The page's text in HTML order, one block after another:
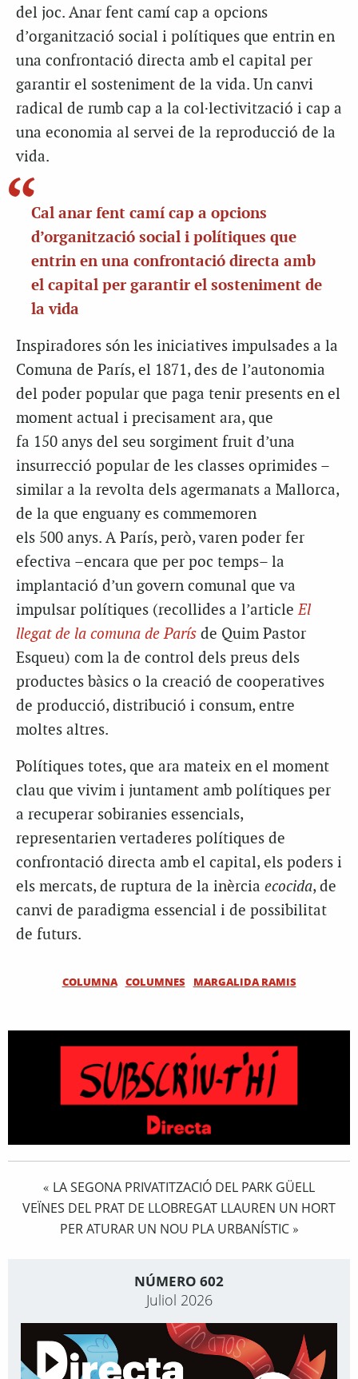
del joc. Anar fent camí cap a opcions
d’organització social i polítiques que entrin en
una confrontació directa amb el capital per
garantir el sosteniment de la vida. Un canvi
radical de rumb cap a la col·lectivització i cap a
una economia al servei de la reproducció de la
vida.
Cal anar fent camí cap a opcions
d’organització social i polítiques que
entrin en una confrontació directa amb
el capital per garantir el sosteniment de
la vida
Inspiradores són les iniciatives impulsades a la
Comuna de París, el 1871, des de l’autonomia
del poder popular que paga tenir presents en el
moment actual i precisament ara, que
fa 150 anys del seu sorgiment fruit d’una
insurrecció popular de les classes oprimides –
similar a la revolta dels agermanats a Mallorca,
de la que enguany es commemoren
els 500 anys. A París, però, varen poder fer
efectiva –encara que per poc temps– la
implantació d’un govern comunal que va
impulsar polítiques (recollides a l’articleEl
llegat de la comuna de París de Quim Pastor
Esqueu) com la de control dels preus dels
productes bàsics o la creació de cooperatives
de producció, distribució i consum, entre
moltes altres.
Polítiques totes, que ara mateix en el moment
clau que vivim i juntament amb polítiques per
a recuperar sobiranies essencials,
representarien vertaderes polítiques de
confrontació directa amb el capital, els poders i
els mercats, de ruptura de la inèrcia ecocida, de
canvi de paradigma essencial i de possibilitat
de futurs.
COLUMNA COLUMNES MARGALIDA RAMIS
« LA SEGONA PRIVATITZACIÓ DEL PARK GÜELL
VEÏNES DEL PRAT DE LLOBREGAT LLAUREN UN HORT
PER ATURAR UN NOU PLA URBANÍSTIC»
NÚMERO 602
Juliol 2026